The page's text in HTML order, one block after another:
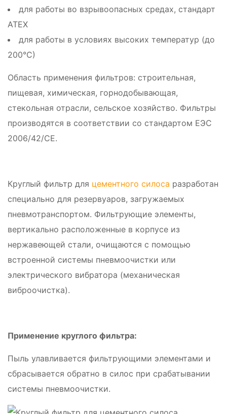
для работы во взрывоопасных средах, стандарт
ATEX
для работы в условиях высоких температур (до
200°С)
Область применения фильтров: строительная,
пищевая, химическая, горнодобывающая,
стекольная отрасли, сельское хозяйство. Фильтры
производятся в соответствии со стандартом ЕЭС
2006/42/CE.
Круглый фильтр для цементного силоса разработан
специально для резервуаров, загружаемых
пневмотранспортом. Фильтрующие элементы,
вертикально расположенные в корпусе из
нержавеющей стали, очищаются с помощью
встроенной системы пневмоочистки или
электрического вибратора (механическая
виброочистка).
Применение круглого фильтра:
Пыль улавливается фильтрующими элементами и
сбрасывается обратно в силос при срабатывании
системы пневмоочистки.